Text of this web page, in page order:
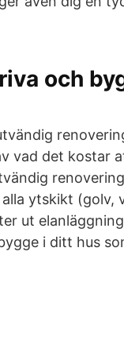
och
vad det kostar
ytskikt (golv,
ut
i ditt hus